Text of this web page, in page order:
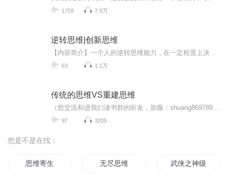
1759 7.9万
逆转思维|创新思维
63 1.1万
传统的思维VS重建思维
97 3205
您是不是在找：
思维寄生 无尽思维 武侠之神级二维码